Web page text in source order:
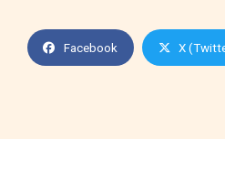
Facebook X